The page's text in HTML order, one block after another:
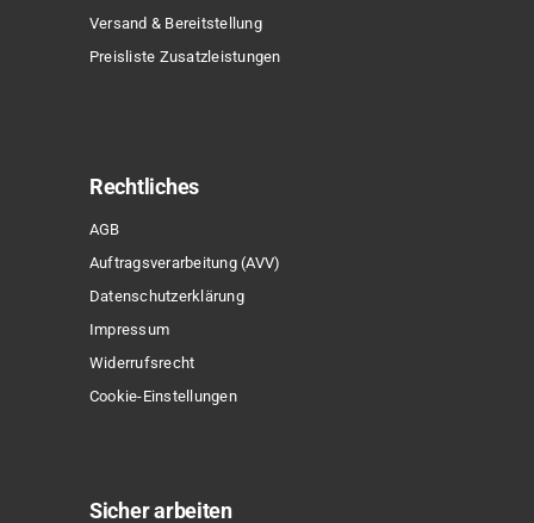
Versand & Bereitstellung
Preisliste Zusatzleistungen
Rechtliches
AGB
Auftragsverarbeitung (AVV)
Datenschutzerklärung
Impressum
Widerrufsrecht
Cookie-Einstellungen
Sicher arbeiten